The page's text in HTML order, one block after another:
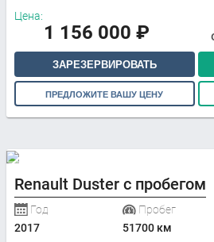
Цена:
1 156 000 ₽
ЗАРЕЗЕРВИРОВАТЬ
ПРЕДЛОЖИТЕ ВАШУ ЦЕНУ
Renault Duster с пробегом
Год
2017
Пробег
51700 км